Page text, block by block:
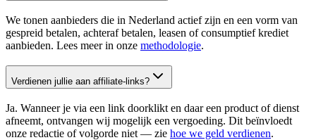
We tonen aanbieders die in Nederland actief zijn en een vorm van
gespreid betalen, achteraf betalen, leasen of consumptief krediet
aanbieden. Lees meer in onze methodologie.
Verdienen jullie aan affiliate-links?
Ja. Wanneer je via een link doorklikt en daar een product of dienst
afneemt, ontvangen wij mogelijk een vergoeding. Dit beïnvloedt
onze redactie of volgorde niet — zie hoe we geld verdienen.